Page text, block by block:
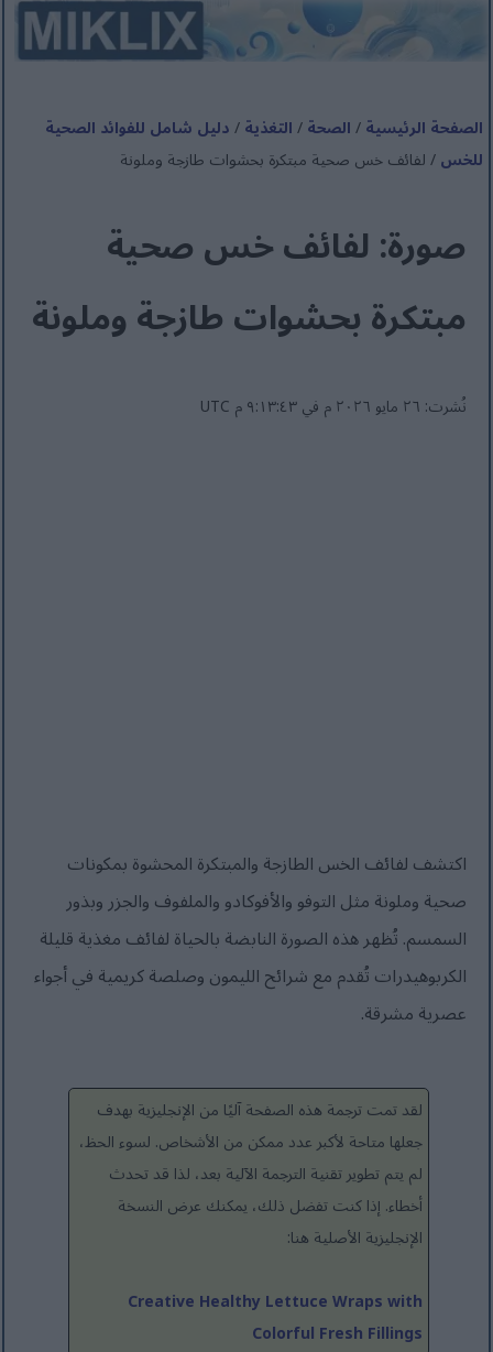
الصفحة الرئيسية/الصحة/التغذية/دليل شامل للفوائد الصحية
للخس/ لفائف خس صحية مبتكرة بحشوات طازجة وملونة
صورة: لفائف خس صحية
مبتكرة بحشوات طازجة وملونة
نُشرت: ٢٦ مايو ٢٠٢٦ م في ٩:١٣:٤٣ م UTC
اكتشف لفائف الخس الطازجة والمبتكرة المحشوة بمكونات
صحية وملونة مثل التوفو والأفوكادو والملفوف والجزر وبذور
السمسم. تُظهر هذه الصورة النابضة بالحياة لفائف مغذية قليلة
الكربوهيدرات تُقدم مع شرائح الليمون وصلصة كريمية في أجواء
عصرية مشرقة.
لقد تمت ترجمة هذه الصفحة آليًا من الإنجليزية بهدف
جعلها متاحة لأكبر عدد ممكن من الأشخاص. لسوء الحظ،
لم يتم تطوير تقنية الترجمة الآلية بعد، لذا قد تحدث
أخطاء. إذا كنت تفضل ذلك، يمكنك عرض النسخة
الإنجليزية الأصلية هنا:
Creative Healthy Lettuce Wraps with
Colorful Fresh Fillings